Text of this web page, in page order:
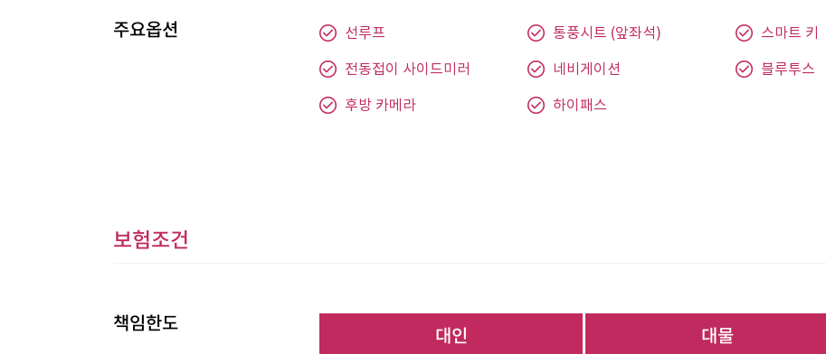
주요옵션 선루프 통풍시트 (앞좌석) 스마트 키
전동접이 사이드미러
네비게이션 블루투스
후방 카메라
하이패스
보험조건
책임한도
대인
대물